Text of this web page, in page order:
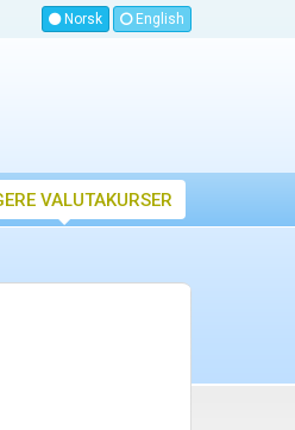
Norsk English
VALUTAKURSER